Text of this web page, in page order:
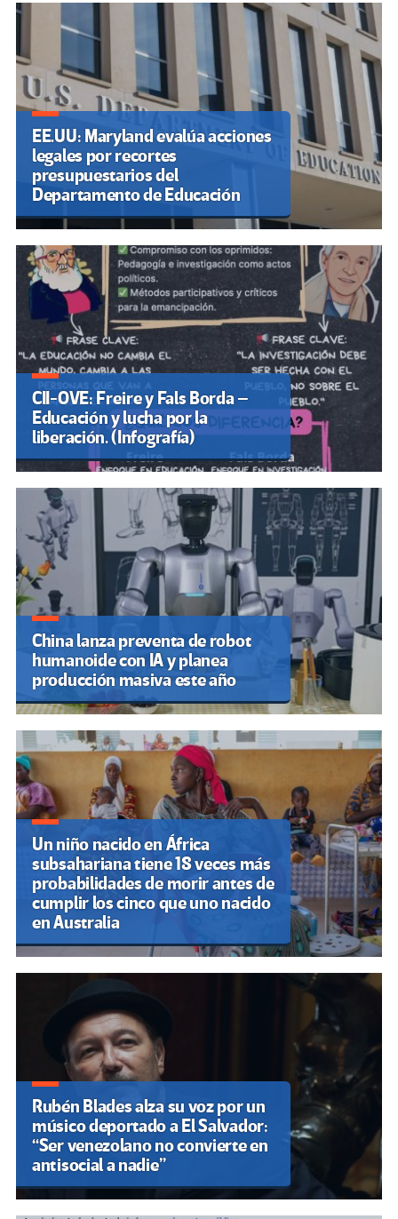
EE.UU: Maryland evalúa acciones
legales por recortes
presupuestarios del
Departamento de Educación
CII-OVE: Freire y Fals Borda –
Educación y lucha por la
liberación. (Infografía)
China lanza preventa de robot
humanoide con IA y planea
producción masiva este año
Un niño nacido en África
subsahariana tiene 18 veces más
probabilidades de morir antes de
cumplir los cinco que uno nacido
en Australia
Rubén Blades alza su voz por un
músico deportado a El Salvador:
“Ser venezolano no convierte en
antisocial a nadie”